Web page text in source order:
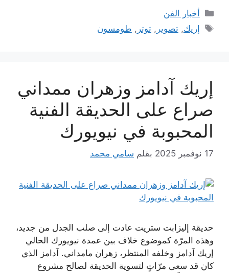
التصنيفات
أخبار الفن
الوسوم
إريك,تصوير ,توتر , طومسون
إريك آدامز وزهران ممداني
صراع على الحديقة الفنية
المحبوبة في نيويورك
17 نوفمبر 2025 بقلم سامي محمد
حديقة إليزابت ستريت عادت إلى صلب الجدل من جديد،
وهذه المرّة كموضوع خلاف بين عمدة نيويورك الحالي
إريك آدامز وخلفه المنتظر، زهران مامداني. آدامز الذي
كان قد سعى مرّاتٍ لتسوية الحديقة لصالح مشروع